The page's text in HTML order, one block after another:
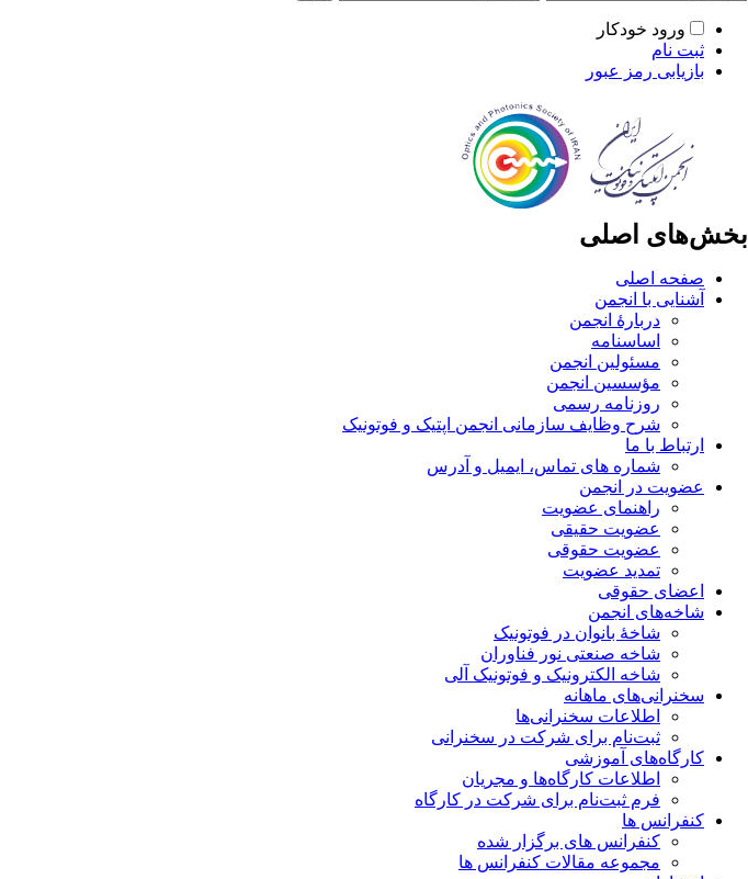
ورود خودکار
ثبت نام
بازیابی رمز عبور
بخش‌های اصلی
صفحه اصلی
آشنایی با انجمن
دربارۀ انجمن
اساسنامه
مسئولین انجمن
مؤسسین انجمن
روزنامه رسمی
شرح وظایف سازمانی انجمن اپتیک و فوتونیک
ارتباط با ما
شماره های تماس، ایمیل و آدرس
عضویت در انجمن
راهنمای عضویت
عضویت حقیقی
عضویت حقوقی
تمدید عضویت
اعضای حقوقی
شاخه‌های انجمن
شاخۀ بانوان در فوتونیک
شاخه صنعتی نور فناوران
شاخه‌ الکترونیک و فوتونیک آلی
سخنرانی‌های ماهانه
اطلاعات سخنرانی‌‌ها
ثبت‌نام برای شرکت در سخنرانی
کارگاه‌های آموزشی
اطلاعات کارگاه‌ها و مجریان
فرم ثبت‌نام برای شرکت در کارگاه
کنفرانس ها
کنفرانس های برگزار شده
مجموعه مقالات کنفرانس ها